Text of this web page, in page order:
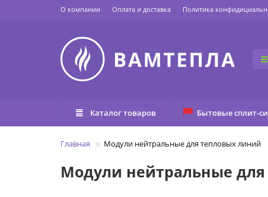
О компании Оплата и доставка Политика
Каталог товаров Бытовые сплит-
Главная Модули нейтральные для тепловых линий
Модули нейтральные